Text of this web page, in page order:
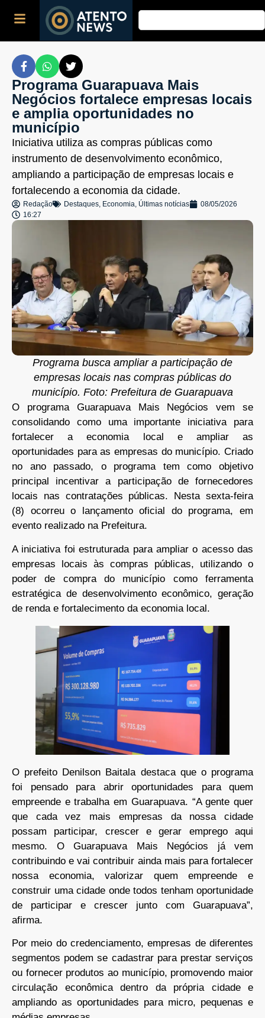
Programa Guarapuava Mais
Negócios fortalece empresas locais
e amplia oportunidades no
município
Iniciativa utiliza as compras públicas como
instrumento de desenvolvimento econômico,
ampliando a participação de empresas locais e
fortalecendo a economia da cidade.
Redação Destaques, Economia, Últimas notícias
08/05/2026
16:27
Programa busca ampliar a participação de
empresas locais nas compras públicas do
município. Foto: Prefeitura de Guarapuava
O programa Guarapuava Mais Negócios vem se
consolidando como uma importante iniciativa para
fortalecer a economia local e ampliar as
oportunidades para as empresas do município. Criado
no ano passado, o programa tem como objetivo
principal incentivar a participação de fornecedores
locais nas contratações públicas. Nesta sexta-feira
(8) ocorreu o lançamento oficial do programa, em
evento realizado na Prefeitura.
A iniciativa foi estruturada para ampliar o acesso das
empresas locais às compras públicas, utilizando o
poder de compra do município como ferramenta
estratégica de desenvolvimento econômico, geração
de renda e fortalecimento da economia local.
O prefeito Denilson Baitala destaca que o programa
foi pensado para abrir oportunidades para quem
empreende e trabalha em Guarapuava. “A gente quer
que cada vez mais empresas da nossa cidade
possam participar, crescer e gerar emprego aqui
mesmo. O Guarapuava Mais Negócios já vem
contribuindo e vai contribuir ainda mais para fortalecer
nossa economia, valorizar quem empreende e
construir uma cidade onde todos tenham oportunidade
de participar e crescer junto com Guarapuava”,
afirma.
Por meio do credenciamento, empresas de diferentes
segmentos podem se cadastrar para prestar serviços
ou fornecer produtos ao município, promovendo maior
circulação econômica dentro da própria cidade e
ampliando as oportunidades para micro, pequenas e